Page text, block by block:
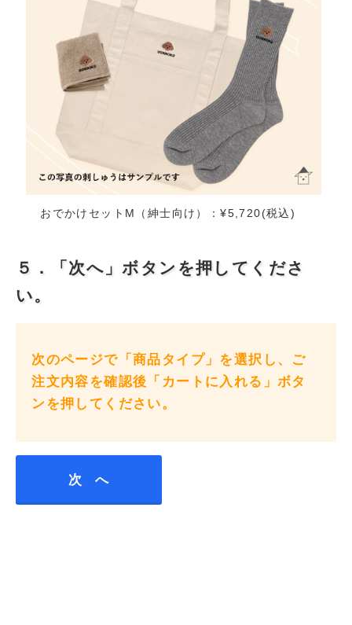
おでかけセットM（紳士向け）：¥5,720(税込)
５．「次へ」ボタンを押してくださ
い。
次のページで「商品タイプ」を選択し、ご
注文内容を確認後「カートに入れる」ボタ
ンを押してください。